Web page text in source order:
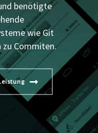
benötigte
wie Git
zu Commiten.